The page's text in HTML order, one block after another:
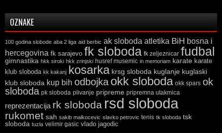
OZNAKE
100 godina slobode aba 2 liga aid berbic ak sloboda atletika BiH bosna i
hercegovina fk sarajevo fk sloboda fk zeljeznicar fudbal
gimnastika hkk siroki hkk zrinjski husref musemic in memoriam karate karate
klub sloboda kk kakanj kosarka krsg sloboda kuglanje kuglaski
klub sloboda kup bih odbojka okk sloboda okk spars ok
sloboda pk sloboda plivanje pripreme pripremna utakmica
reprezentacija rk sloboda rsd sloboda
rukomet sah sakib malkocevic slavko petrovic tenis tk sloboda tsk
sloboda tuzla velimir gasic vlado jagodic